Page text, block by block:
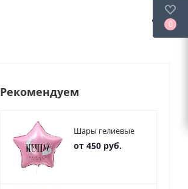
Рекомендуем
Шары гелиевые
от 450 руб.
0